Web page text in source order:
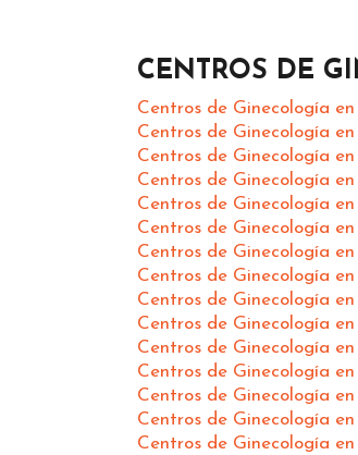
CENTROS DE
Centros de Ginecología
Centros de Ginecología
Centros de Ginecología
Centros de Ginecología
Centros de Ginecología
Centros de Ginecología
Centros de Ginecología
Centros de Ginecología
Centros de Ginecología en
Centros de Ginecología
Centros de Ginecología
Centros de Ginecología
Centros de Ginecología
Centros de Ginecología en
Centros de Ginecología